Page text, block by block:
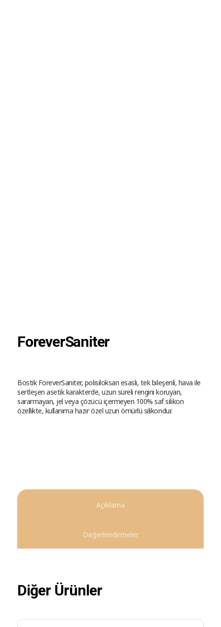
ForeverSaniter
Bostik ForeverSaniter, polisiloksan esaslı, tek bileşenli, hava ile
sertleşen asetik karakterde, uzun süreli rengini koruyan,
sararmayan, jel veya çözücü içermeyen 100% saf silikon
özellikte, kullanıma hazır özel uzun ömürlü silikondur.
Açıklama
Değerlendirmeler
Diğer Ürünler